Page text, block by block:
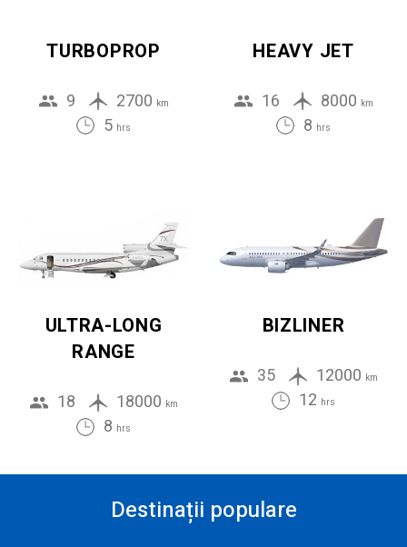
TURBOPROP
9 2700 km
5 hrs
HEAVY JET
16 8000 km
8 hrs
ULTRA-LONG
RANGE
18 18000 km
8 hrs
BIZLINER
35 12000 km
12 hrs
Destinații populare